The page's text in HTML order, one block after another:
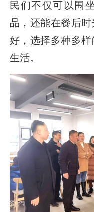
民们不仅可以围
品，还能在餐后
好，选择多种多
生活。